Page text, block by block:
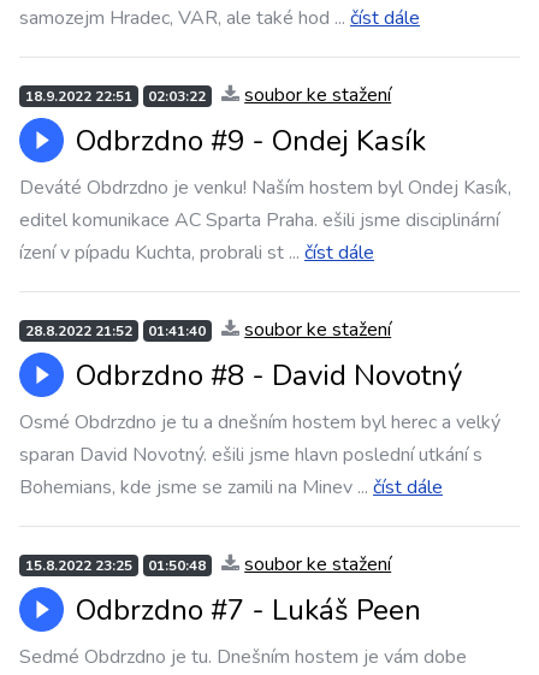
samozejm Hradec, VAR, ale také hod ... číst dále
18.9.2022 22:51 02:03:22 soubor ke stažení
Odbrzdno #9 - Ondej Kasík
Deváté Obdrzdno je venku! Naším hostem byl Ondej Kasík,
editel komunikace AC Sparta Praha. ešili jsme disciplinární
ízení v pípadu Kuchta, probrali st ... číst dále
28.8.2022 21:52 01:41:40 soubor ke stažení
Odbrzdno #8 - David Novotný
Osmé Obdrzdno je tu a dnešním hostem byl herec a velký
sparan David Novotný. ešili jsme hlavn poslední utkání s
Bohemians, kde jsme se zamili na Minev ... číst dále
15.8.2022 23:25 01:50:48 soubor ke stažení
Odbrzdno #7 - Lukáš Peen
Sedmé Obdrzdno je tu. Dnešním hostem je vám dobe